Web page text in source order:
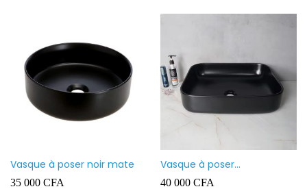
Vasque à poser noir mate
35 000 CFA
Vasque à poser
rectangulaire noir mate
40 000 CFA